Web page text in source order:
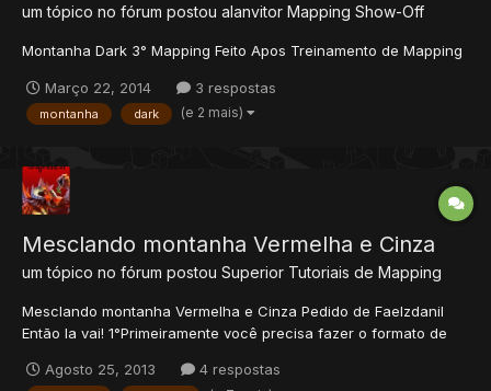
um tópico no fórum postou alanvitor Mapping Show-Off
Montanha Dark 3° Mapping Feito Apos Treinamento de Mapping
Março 22, 2014 3 respostas
montanha dark (e 2 mais)
Mesclando montanha Vermelha e Cinza
um tópico no fórum postou Superior Tutoriais de Mapping
Mesclando montanha Vermelha e Cinza Pedido de Faelzdanil
Então la vai! 1°Primeiramente você precisa fazer o formato de
montanha for utilizar, no caso, eu utilizei a cinza como inicial,
Agosto 25, 2013 4 respostas